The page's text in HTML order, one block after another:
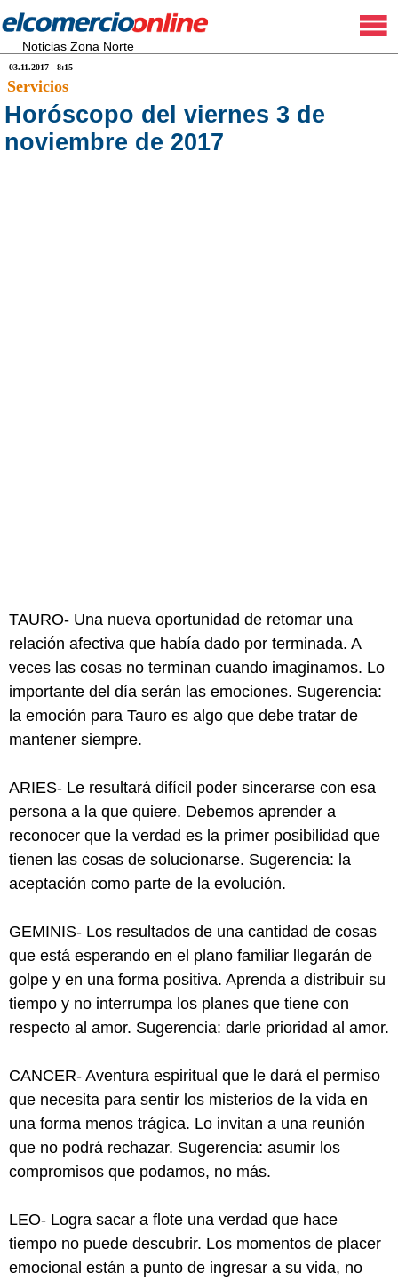
Noticias Zona Norte
03.11.2017 - 8:15
Servicios
Horóscopo del viernes 3 de
noviembre de 2017
TAURO- Una nueva oportunidad de retomar una
relación afectiva que había dado por terminada. A
veces las cosas no terminan cuando imaginamos. Lo
importante del día serán las emociones. Sugerencia:
la emoción para Tauro es algo que debe tratar de
mantener siempre.
ARIES- Le resultará difícil poder sincerarse con esa
persona a la que quiere. Debemos aprender a
reconocer que la verdad es la primer posibilidad que
tienen las cosas de solucionarse. Sugerencia: la
aceptación como parte de la evolución.
GEMINIS- Los resultados de una cantidad de cosas
que está esperando en el plano familiar llegarán de
golpe y en una forma positiva. Aprenda a distribuir su
tiempo y no interrumpa los planes que tiene con
respecto al amor. Sugerencia: darle prioridad al amor.
CANCER- Aventura espiritual que le dará el permiso
que necesita para sentir los misterios de la vida en
una forma menos trágica. Lo invitan a una reunión
que no podrá rechazar. Sugerencia: asumir los
compromisos que podamos, no más.
LEO- Logra sacar a flote una verdad que hace
tiempo no puede descubrir. Los momentos de placer
emocional están a punto de ingresar a su vida, no